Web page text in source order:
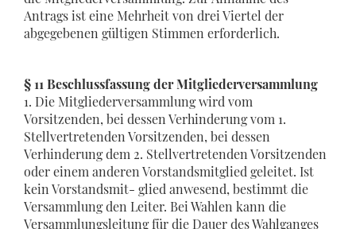
Antrags ist eine Mehrheit von drei Viertel der
abgegebenen gültigen Stimmen erforderlich.
§ 11 Beschlussfassung der Mitgliederversammlung
1. Die Mitgliederversammlung wird vom
Vorsitzenden, bei dessen Verhinderung vom 1.
Stellvertretenden Vorsitzenden, bei dessen
Verhinderung dem 2. Stellvertretenden Vorsitzenden
oder einem anderen Vorstandsmitglied geleitet. Ist
kein Vorstandsmit- glied anwesend, bestimmt die
Versammlung den Leiter. Bei Wahlen kann die
Versammlungsleitung für die Dauer des Wahlganges